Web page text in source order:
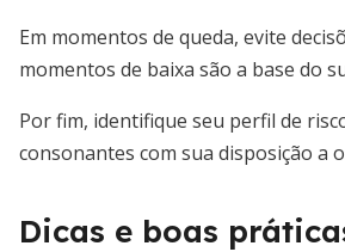
Em momentos de queda, evite
momentos de baixa são a base do
Por fim, identifique seu perfil de
consonantes com sua disposição a
Dicas e boas